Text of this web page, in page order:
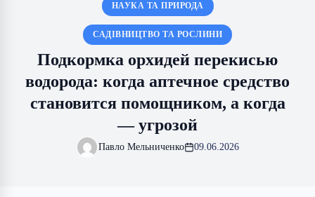
НАУКА ТА ПРИРОДА
САДІВНИЦТВО ТА РОСЛИНИ
Подкормка орхидей перекисью
водорода: когда аптечное средство
становится помощником, а когда
— угрозой
Павло Мельниченко 09.06.2026